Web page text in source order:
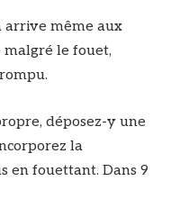
arrive même aux
malgré le fouet,
déposez-y une
la
en fouettant. Dans 9